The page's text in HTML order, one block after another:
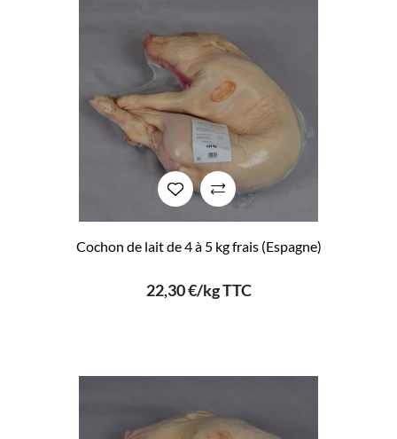
Cochon de lait de 4 à 5 kg frais (Espagne)
22,30 €/kg TTC